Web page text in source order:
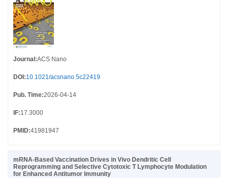
Journal :ACS Nano
DOI :10.1021/acsnano.5c22419
Pub. Time:2026-04-14
IF:17.3000
PMID:41981947
mRNA-Based Vaccination Drives in Vivo Dendritic Cell
Reprogramming and Selective Cytotoxic T Lymphocyte Modulation
for Enhanced Antitumor Immunity